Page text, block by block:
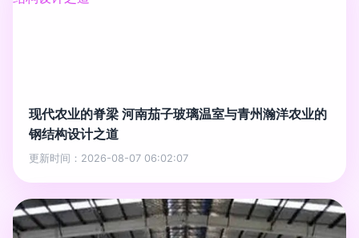
现代农业的脊梁 河南茄子玻璃温室与青州瀚洋农业的
钢结构设计之道
更新时间：2026-08-07 06:02:07